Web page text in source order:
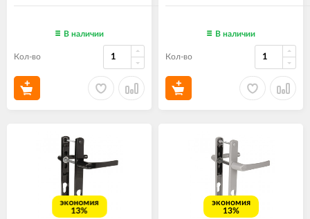
В наличии
Кол-во
В наличии
Кол-во
экономия
13%
экономия
13%